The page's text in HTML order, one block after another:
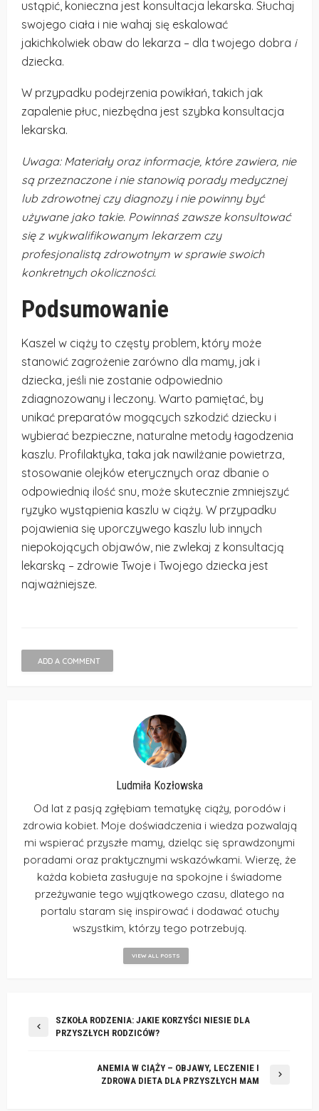
ustąpić, konieczna jest konsultacja lekarska. Słuchaj
swojego ciała i nie wahaj się eskalować
jakichkolwiek obaw do lekarza – dla twojego dobra i
dziecka.
W przypadku podejrzenia powikłań, takich jak
zapalenie płuc, niezbędna jest szybka konsultacja
lekarska.
Uwaga: Materiały oraz informacje, które zawiera, nie
są przeznaczone i nie stanowią porady medycznej
lub zdrowotnej czy diagnozy i nie powinny być
używane jako takie. Powinnaś zawsze konsultować
się z wykwalifikowanym lekarzem czy
profesjonalistą zdrowotnym w sprawie swoich
konkretnych okoliczności.
Podsumowanie
Kaszel w ciąży to częsty problem, który może
stanowić zagrożenie zarówno dla mamy, jak i
dziecka, jeśli nie zostanie odpowiednio
zdiagnozowany i leczony. Warto pamiętać, by
unikać preparatów mogących szkodzić dziecku i
wybierać bezpieczne, naturalne metody łagodzenia
kaszlu. Profilaktyka, taka jak nawilżanie powietrza,
stosowanie olejków eterycznych oraz dbanie o
odpowiednią ilość snu, może skutecznie zmniejszyć
ryzyko wystąpienia kaszlu w ciąży. W przypadku
pojawienia się uporczywego kaszlu lub innych
niepokojących objawów, nie zwlekaj z konsultacją
lekarską – zdrowie Twoje i Twojego dziecka jest
najważniejsze.
ADD A COMMENT
Ludmiła Kozłowska
Od lat z pasją zgłębiam tematykę ciąży, porodów i
zdrowia kobiet. Moje doświadczenia i wiedza pozwalają
mi wspierać przyszłe mamy, dzieląc się sprawdzonymi
poradami oraz praktycznymi wskazówkami. Wierzę, że
każda kobieta zasługuje na spokojne i świadome
przeżywanie tego wyjątkowego czasu, dlatego na
portalu staram się inspirować i dodawać otuchy
wszystkim, którzy tego potrzebują.
VIEW ALL POSTS
SZKOŁA RODZENIA: JAKIE KORZYŚCI NIESIE DLA
PRZYSZŁYCH RODZICÓW?
ANEMIA W CIĄŻY – OBJAWY, LECZENIE I
ZDROWA DIETA DLA PRZYSZŁYCH MAM